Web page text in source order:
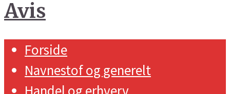
Forside
Navnestof og generelt
Handel og erhverv